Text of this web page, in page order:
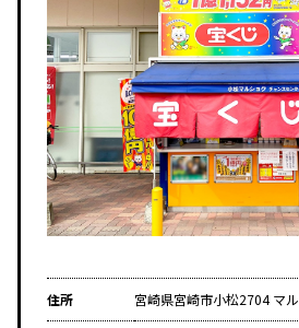
住所 宮崎県宮崎市小松2704 マ